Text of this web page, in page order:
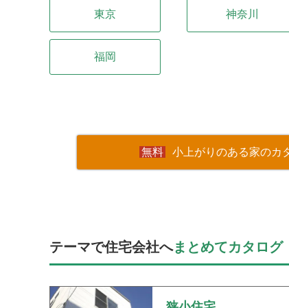
東京 神奈川
福岡
小上がりのある家のカ
テーマで住宅会社へまとめてカタログ